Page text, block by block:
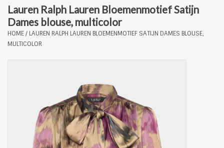
Merken
Lauren Ralph Lauren Bloemenmotief Satijn
Dames blouse, multicolor
HOME/ LAUREN RALPH LAUREN BLOEMENMOTIEF SATIJN DAMES BLOUSE,
MULTICOLOR